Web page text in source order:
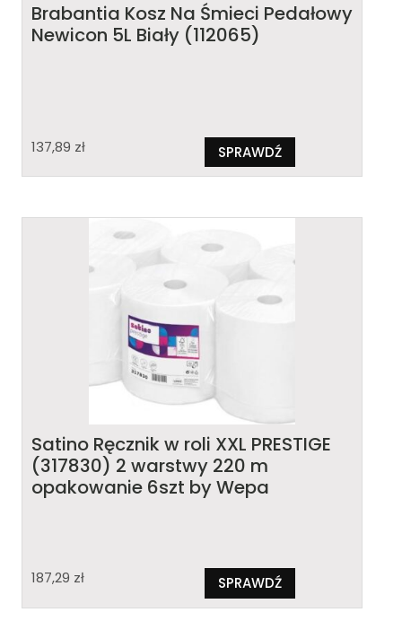
Brabantia Kosz Na Śmieci Pedałowy
Newicon 5L Biały (112065)
137,89 zł SPRAWDŹ
Satino Ręcznik w roli XXL PRESTIGE
(317830) 2 warstwy 220 m
opakowanie 6szt by Wepa
187,29 zł SPRAWDŹ